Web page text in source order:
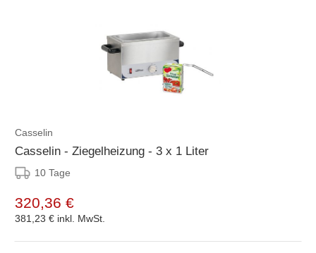
Casselin
Casselin - Ziegelheizung - 3 x 1 Liter
10 Tage
320,36 €
381,23 € inkl. MwSt.